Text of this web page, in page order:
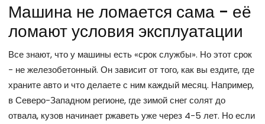
Машина не ломается сама - её
ломают условия эксплуатации
Все знают, что у машины есть «срок службы». Но этот срок
- не железобетонный. Он зависит от того, как вы ездите, где
храните авто и что делаете с ним каждый месяц. Например,
в Северо-Западном регионе, где зимой снег солят до
отвала, кузов начинает ржаветь уже через 4-5 лет. Но если